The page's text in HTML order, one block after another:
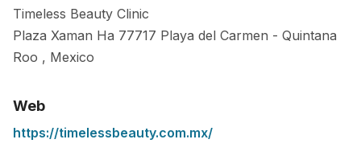
Timeless Beauty Clinic
Plaza Xaman Ha 77717 Playa del Carmen - Quintana
Roo , Mexico
Web
https://timelessbeauty.com.mx/